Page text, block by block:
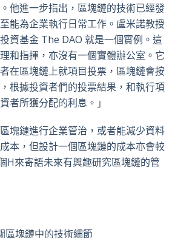
他進一步指出，區塊鏈的技術已經發
能為企業執行日常工作。盧米諾教授
資基金 The DAO 就是一個實例。這
和指揮，亦沒有一個實體辦公室。它
在區塊鏈上就項目投票，區塊鏈會按
根據投資者們的投票結果，和執行項
者所獲分配的利息。」
塊鏈進行企業管治，或者能減少資料
本，但設計一個區塊鏈的成本亦會較
H來寄語未來有興趣研究區塊鏈的管
區塊鏈中的技術細節